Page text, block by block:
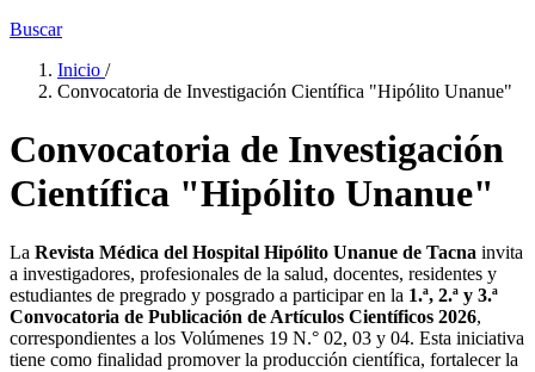
Buscar
Inicio /
Convocatoria de Investigación Científica "Hipólito Unanue"
Convocatoria de Investigación
Científica "Hipólito Unanue"
La Revista Médica del Hospital Hipólito Unanue de Tacna invita
a investigadores, profesionales de la salud, docentes, residentes y
estudiantes de pregrado y posgrado a participar en la 1.ª, 2.ª y 3.ª
Convocatoria de Publicación de Artículos Científicos 2026,
correspondientes a los Volúmenes 19 N.° 02, 03 y 04. Esta iniciativa
tiene como finalidad promover la producción científica, fortalecer la